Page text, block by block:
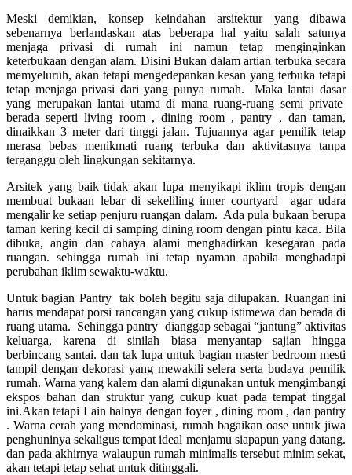
Meski demikian, konsep keindahan arsitektur yang dibawa
sebenarnya berlandaskan atas beberapa hal yaitu salah satunya
menjaga privasi di rumah ini namun tetap menginginkan
keterbukaan dengan alam. Disini Bukan dalam artian terbuka secara
memyeluruh, akan tetapi mengedepankan kesan yang terbuka tetapi
tetap menjaga privasi dari yang punya rumah. Maka lantai dasar
yang merupakan lantai utama di mana ruang-ruang semi private
berada seperti living room , dining room , pantry , dan taman,
dinaikkan 3 meter dari tinggi jalan. Tujuannya agar pemilik tetap
merasa bebas menikmati ruang terbuka dan aktivitasnya tanpa
terganggu oleh lingkungan sekitarnya.
Arsitek yang baik tidak akan lupa menyikapi iklim tropis dengan
membuat bukaan lebar di sekeliling inner courtyard agar udara
mengalir ke setiap penjuru ruangan dalam. Ada pula bukaan berupa
taman kering kecil di samping dining room dengan pintu kaca. Bila
dibuka, angin dan cahaya alami menghadirkan kesegaran pada
ruangan. sehingga rumah ini tetap nyaman apabila menghadapi
perubahan iklim sewaktu-waktu.
Untuk bagian Pantry tak boleh begitu saja dilupakan. Ruangan ini
harus mendapat porsi rancangan yang cukup istimewa dan berada di
ruang utama. Sehingga pantry dianggap sebagai “jantung” aktivitas
keluarga, karena di sinilah biasa menyantap sajian hingga
berbincang santai. dan tak lupa untuk bagian master bedroom mesti
tampil dengan dekorasi yang mewakili selera serta budaya pemilik
rumah. Warna yang kalem dan alami digunakan untuk mengimbangi
ekspos bahan dan struktur yang cukup kuat pada tempat tinggal
ini.Akan tetapi Lain halnya dengan foyer , dining room , dan pantry
. Warna cerah yang mendominasi, rumah bagaikan oase untuk jiwa
penghuninya sekaligus tempat ideal menjamu siapapun yang datang.
dan pada akhirnya walaupun rumah minimalis tersebut minim sekat,
akan tetapi tetap sehat untuk ditinggali.